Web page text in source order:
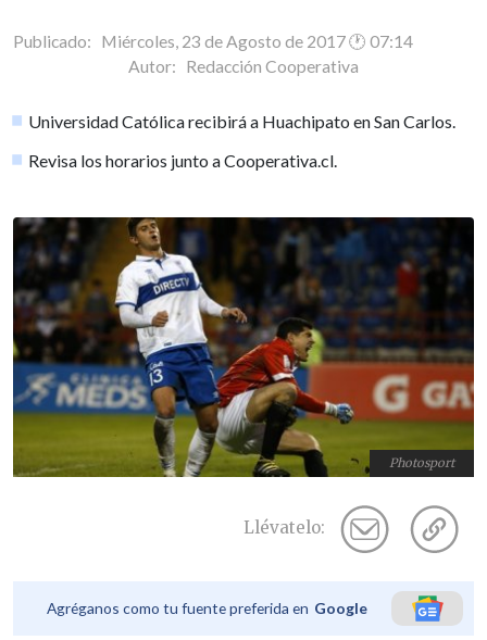
Publicado: Miércoles, 23 de Agosto de 2017 🕐 07:14
Autor: Redacción Cooperativa
Universidad Católica recibirá a Huachipato en San Carlos.
Revisa los horarios junto a Cooperativa.cl.
Photosport
Llévatelo:
Agréganos como tu fuente preferida en Google